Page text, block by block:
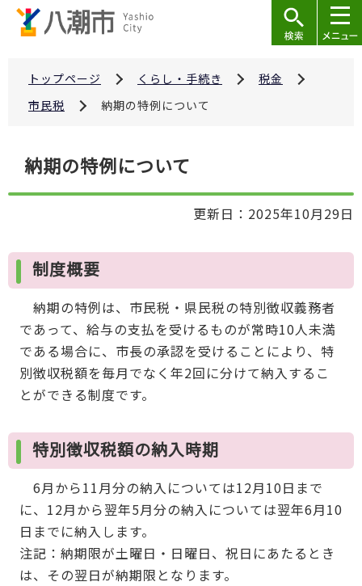
トップページ くらし・手続き
税金
市民税
納期の特例について
こ
ら
納期の特例について
更新日：2025年10月29日
制度概要
納期の特例は、市民税・県民税の特別徴収義務者
であって、給与の支払を受けるものが常時10人未満
である場合に、市長の承認を受けることにより、特
別徴収税額を毎月でなく年2回に分けて納入するこ
とができる制度です。
特別徴収税額の納入時期
6月から11月分の納入については12月10日まで
に、12月から翌年5月分の納入については翌年6月10
日までに納入します。
注記：納期限が土曜日・日曜日、祝日にあたるとき
は、その翌日が納期限となります。